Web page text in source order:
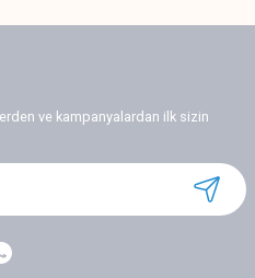
görüntülenemiyor.
bulunuyor.
olmalı.
ve kampanyalardan ilk sizin